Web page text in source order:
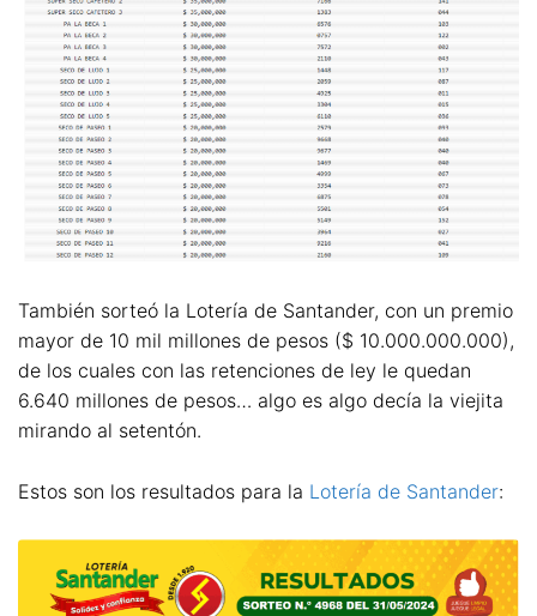
También sorteó la Lotería de Santander, con un premio
mayor de 10 mil millones de pesos ($ 10.000.000.000),
de los cuales con las retenciones de ley le quedan
6.640 millones de pesos… algo es algo decía la viejita
mirando al setentón.
Estos son los resultados para la Lotería de Santander: